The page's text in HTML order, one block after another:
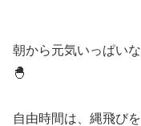
朝から元気いっぱい
🐣
自由時間は、縄飛び